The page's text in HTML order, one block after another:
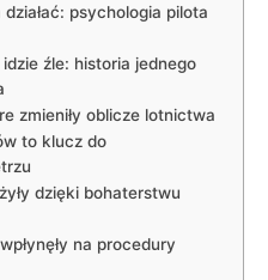
psychologia pilota
źle: ​historia‍ jednego
zmieniły ⁣oblicze ‌lotnictwa
‍to klucz ⁤do‌
dzięki bohaterstwu‌
na procedury